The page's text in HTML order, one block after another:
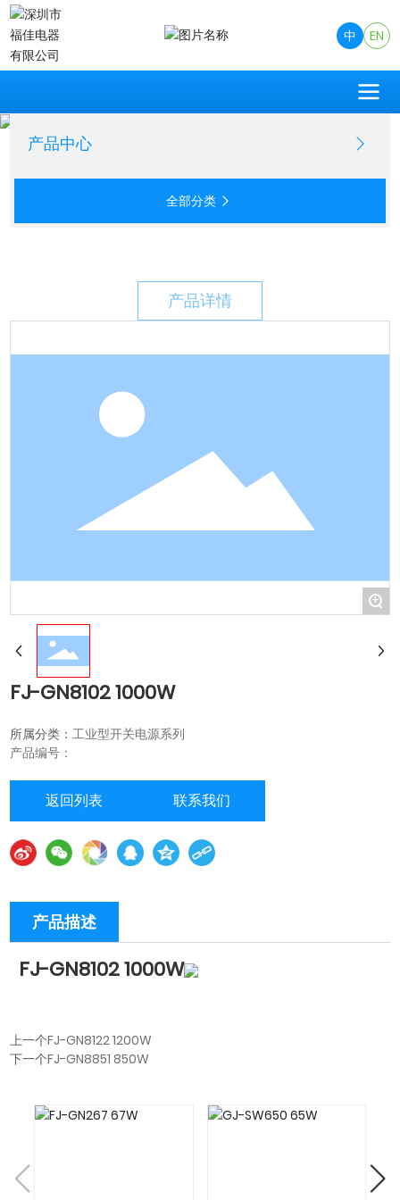
中 EN
产品中心
全部分类
产品详情
+
FJ-GN8102 1000W
所属分类：工业型开关电源系列
产品编号：
返回列表 联系我们
产品描述
FJ-GN8102 1000W
上一个FJ-GN8122 1200W
下一个FJ-GN8851 850W